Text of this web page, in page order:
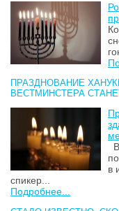
ПРАЗДНОВАНИЕ
ВЕСТМИНСТЕРА
в
спикер...
Подробнее...